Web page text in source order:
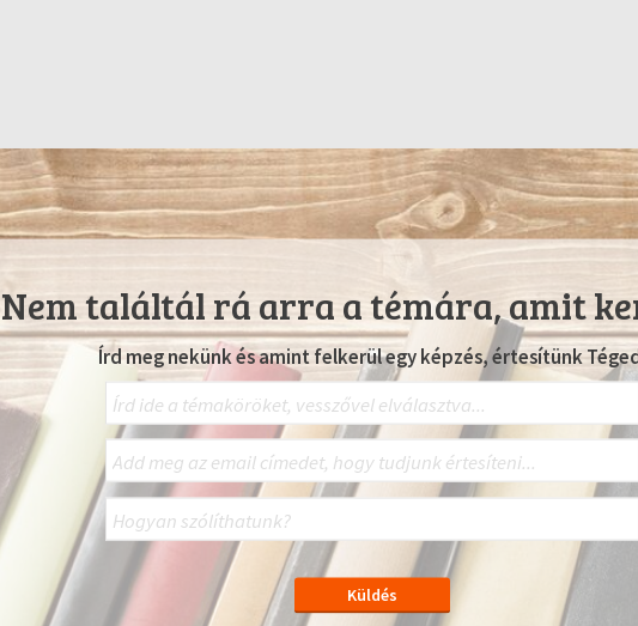
Nem találtál rá arra a témára, amit
Írd meg nekünk és amint felkerül egy képzés, értesítünk